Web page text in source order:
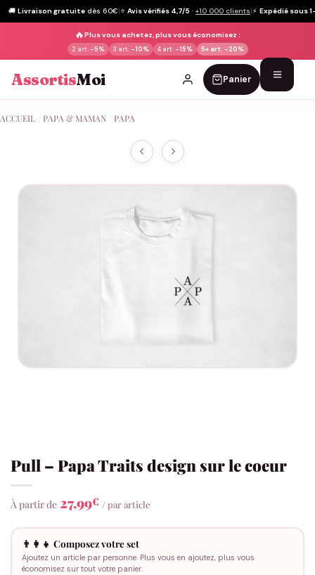
🚚 Livraison gratuite dès 60€|⭐ Avis vérifiés 4,7/5 · +10 000 clients|⚡ Expédié sous
🔥Plus vous achetez, plus vous économisez :
2 art. -5% 3 art. -10% 4 art. -15% 5+ art. -20%
AssortisMoi Panier
au
ACCUEIL PAPA & MAMAN PAPA
Pull – Papa Traits design sur le coeur
À partir de 27,99€ / par article
👨‍👩‍👧 Composez votre set
Ajoutez un article par personne. Plus vous en ajoutez, plus vous
économisez sur tout votre panier.